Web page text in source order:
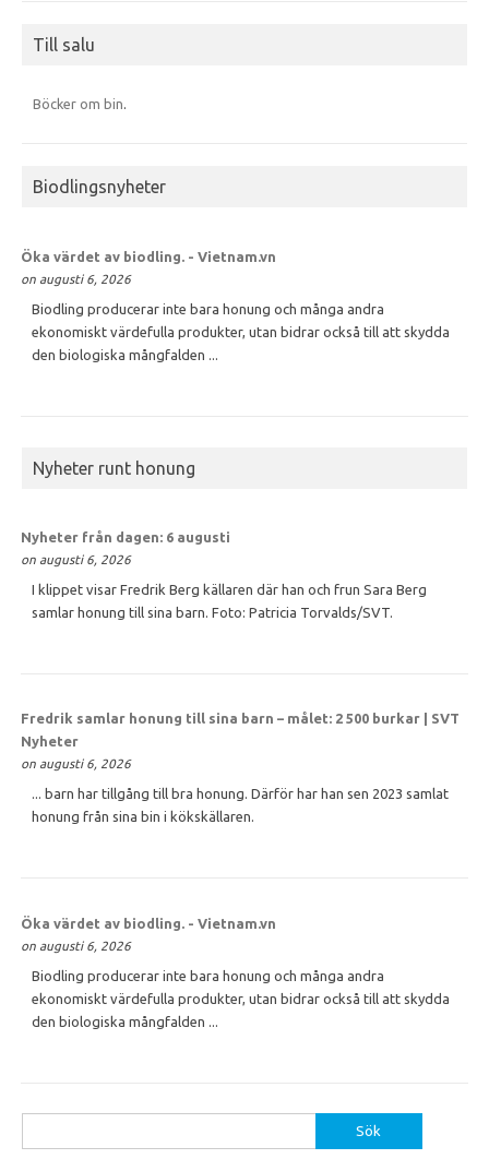
Till salu
Böcker om bin.
Biodlingsnyheter
Öka värdet av biodling. - Vietnam.vn
on augusti 6, 2026
Biodling producerar inte bara honung och många andra
ekonomiskt värdefulla produkter, utan bidrar också till att skydda
den biologiska mångfalden ...
Nyheter runt honung
Nyheter från dagen: 6 augusti
on augusti 6, 2026
I klippet visar Fredrik Berg källaren där han och frun Sara Berg
samlar honung till sina barn. Foto: Patricia Torvalds/SVT.
Fredrik samlar honung till sina barn – målet: 2 500 burkar | SVT
Nyheter
on augusti 6, 2026
... barn har tillgång till bra honung. Därför har han sen 2023 samlat
honung från sina bin i kökskällaren.
Öka värdet av biodling. - Vietnam.vn
on augusti 6, 2026
Biodling producerar inte bara honung och många andra
ekonomiskt värdefulla produkter, utan bidrar också till att skydda
den biologiska mångfalden ...
efter: